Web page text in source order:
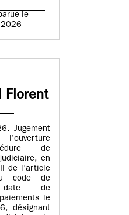
le
Florent
Jugement
de
en
de l’article
code de
date de
le
désignant